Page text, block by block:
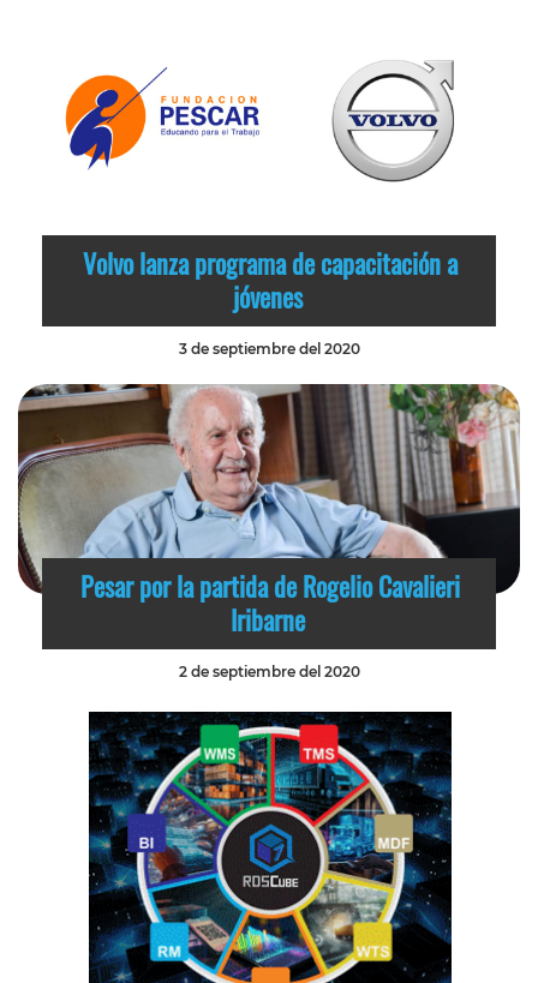
Volvo lanza programa de capacitación a
jóvenes
3 de septiembre del 2020
Pesar por la partida de Rogelio Cavalieri
Iribarne
2 de septiembre del 2020